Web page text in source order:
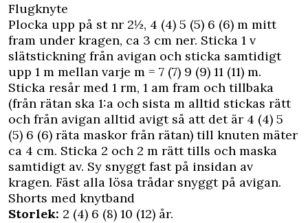
Flugknyte
Plocka upp på st nr 2½, 4 (4) 5 (5) 6 (6) m mitt
fram under kragen, ca 3 cm ner. Sticka 1 v
slätstickning från avigan och sticka samtidigt
upp 1 m mellan varje m = 7 (7) 9 (9) 11 (11) m.
Sticka resår med 1 rm, 1 am fram och tillbaka
(från rätan ska 1:a och sista m alltid stickas rätt
och från avigan alltid avigt så att det är 4 (4) 5
(5) 6 (6) räta maskor från rätan) till knuten mäter
ca 4 cm. Sticka 2 och 2 m rätt tills och maska
samtidigt av. Sy snyggt fast på insidan av
kragen. Fäst alla lösa trådar snyggt på avigan.
Shorts med knytband
Storlek: 2 (4) 6 (8) 10 (12) år.